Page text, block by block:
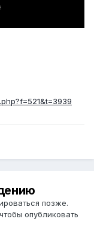
позже.
опубликовать